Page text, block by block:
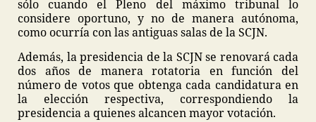
sólo cuando el Pleno del máximo tribunal lo
considere oportuno, y no de manera autónoma,
como ocurría con las antiguas salas de la SCJN.
Además, la presidencia de la SCJN se renovará cada
dos años de manera rotatoria en función del
número de votos que obtenga cada candidatura en
la elección respectiva, correspondiendo la
presidencia a quienes alcancen mayor votación.